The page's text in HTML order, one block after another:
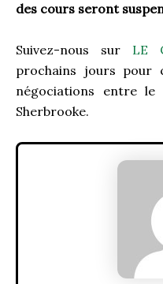
des cours seront
Suivez-nous sur LE
prochains jours pour
négociations entre le
Sherbrooke.